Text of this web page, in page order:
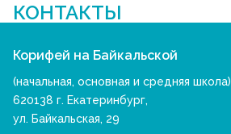
КОНТАКТЫ
Корифей на Байкальской
(начальная, основная и средняя школа)
620138 г. Екатеринбург,
ул. Байкальская, 29